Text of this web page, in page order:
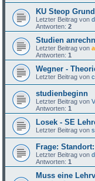
KU Steop
Letzter Beitrag von
Antworten:2
Studien
Letzter Beitrag von
Antworten:1
Wegner -
Letzter Beitrag von
studienbeginn
Letzter Beitrag von
Antworten:1
Losek - SE
Letzter Beitrag von
Frage:
Letzter Beitrag von
Antworten:1
Muss eine